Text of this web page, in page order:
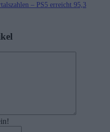
– PS5 erreicht 95,3